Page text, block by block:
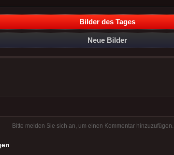
Bilder des Tages
Neue Bilder
Bitte melden Sie sich an, um einen Kommentar hinzuzufügen.